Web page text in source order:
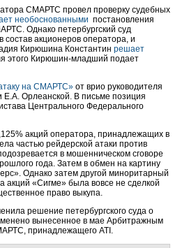
СМАРТС провел проверку судебных
необоснованными постановления
Однако петербургский суд
акционеров оператора, и
Кирюшина Константин решает
этого Кирюшин-младший подает
на СМАРТС» от врио руководителя
Е.А. Орлеанской. В письме позиция
Центрального Федерального
акций оператора, принадлежащих в
частью рейдерской атаки против
в мошенническом сговоре
года. Затем в обмен на картину
Однако затем другой миноритарный
«Сигме» была вовсе не сделкой
право выкупа.
решение петербургского суда о
вынесенное в мае Арбитражным
принадлежащего ATI.